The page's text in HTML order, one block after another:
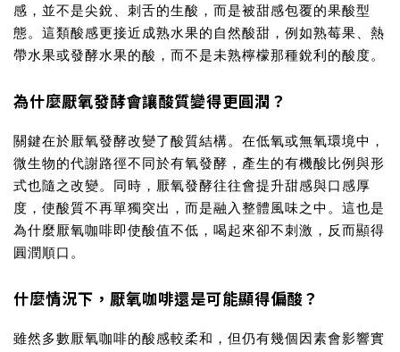
感，並不是尖銳、刺舌的生酸，而是被甜感包覆的果酸型
態。這類酸感更接近成熟水果的自然酸甜，例如熟莓果、熱
帶水果或發酵水果的酸，而不是未熟檸檬那種銳利的酸度。
為什麼厭氧發酵會讓酸質變得更圓潤？
關鍵在於厭氧發酵改變了酸質結構。在低氧或無氧環境中，
微生物的代謝路徑不同於有氧發酵，產生的有機酸比例與形
式也隨之改變。同時，厭氧發酵往往會提升甜感與口感厚
度，使酸質不再單獨突出，而是融入整體風味之中。這也是
為什麼厭氧咖啡即使酸值不低，喝起來卻不刺激，反而顯得
圓潤順口。
什麼情況下，厭氧咖啡還是可能顯得偏酸？
雖然多數厭氧咖啡的酸感較柔和，但仍有幾個因素會影響實